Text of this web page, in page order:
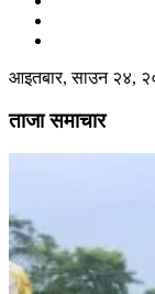
आइतबार, साउन २४,
ताजा समाचार